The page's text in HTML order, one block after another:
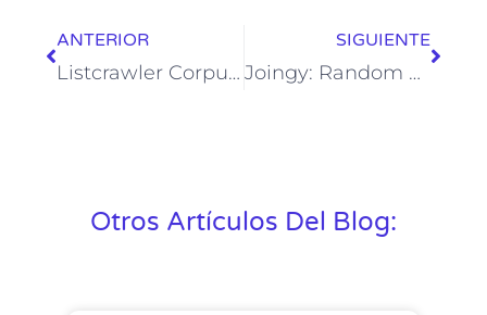
ANTERIOR
Listcrawler Corpus Christi: Insights Across Key Cities
SIGUIENTE
Joingy: Random Video Chat Roulette Stranger Cam Chat
Otros Artículos Del Blog: